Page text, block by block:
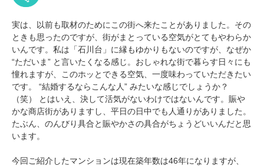
実は、以前も取材のためにこの街へ来たことがありました。その
ときも思ったのですが、街がまとっている空気がとてもやわらか
いんです。私は「石川台」に縁もゆかりもないのですが、なぜか
“ただいま” と言いたくなる感じ。おしゃれな街で暮らす日々にも
憧れますが、このホッとできる空気、一度味わっていただきたい
です。 “結婚するならこんな人” みたいな感じでしょうか？
（笑） とはいえ、決して活気がないわけではないんです。賑や
かな商店街がありますし、平日の日中でも人通りがありました。
たぶん、のんびり具合と賑やかさの具合がちょうどいいんだと思
います。
今回ご紹介したマンションは現在築年数は46年になりますが、